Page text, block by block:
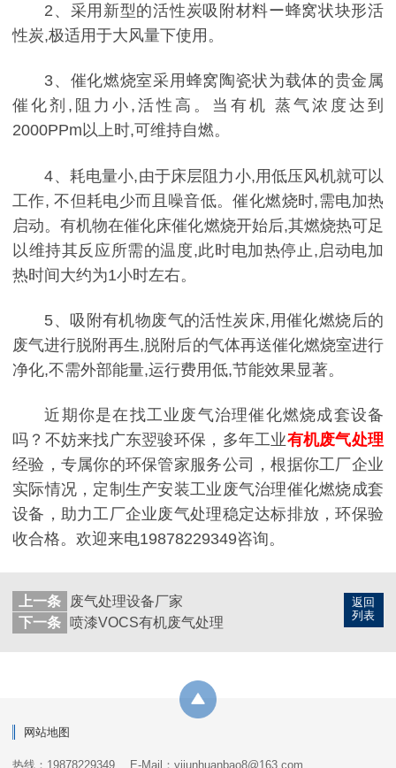
2、采用新型的活性炭吸附材料ー蜂窝状块形活
性炭,极适用于大风量下使用。
3、催化燃烧室采用蜂窝陶瓷状为载体的贵金属
催化剂,阻力小,活性高。当有机 蒸气浓度达到
2000PPm以上时,可维持自燃。
4、耗电量小,由于床层阻力小,用低压风机就可以
工作, 不但耗电少而且噪音低。催化燃烧时,需电加热
启动。有机物在催化床催化燃烧开始后,其燃烧热可足
以维持其反应所需的温度,此时电加热停止,启动电加
热时间大约为1小时左右。
5、吸附有机物废气的活性炭床,用催化燃烧后的
废气进行脱附再生,脱附后的气体再送催化燃烧室进行
净化,不需外部能量,运行费用低,节能效果显著。
近期你是在找工业废气治理催化燃烧成套设备
吗？不妨来找广东翌骏环保，多年工业有机废气处理
经验，专属你的环保管家服务公司，根据你工厂企业
实际情况，定制生产安装工业废气治理催化燃烧成套
设备，助力工厂企业废气处理稳定达标排放，环保验
收合格。欢迎来电19878229349咨询。
返回
列表
上一条
废气处理设备厂家
下一条
喷漆VOCS有机废气处理
网站地图
热线：19878229349 E-Mail：yijunhuanbao8@163.com